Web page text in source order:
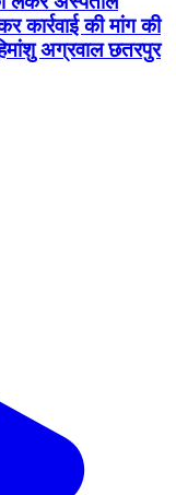
की मांग की
अग्रवाल छतरपुर